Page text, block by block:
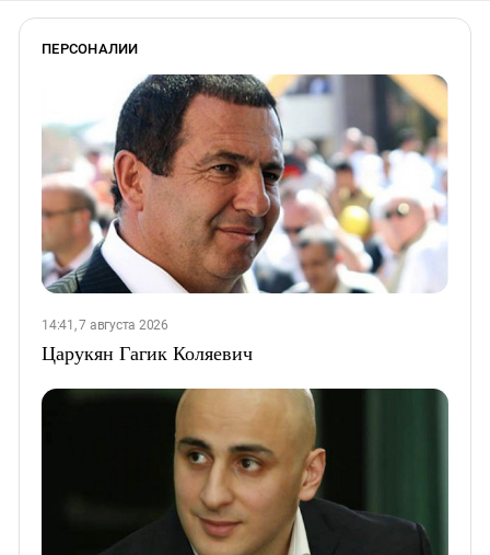
ПЕРСОНАЛИИ
14:41, 7 августа 2026
Царукян Гагик Коляевич